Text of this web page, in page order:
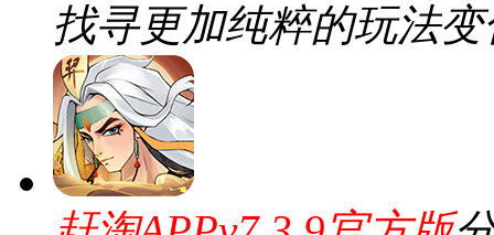
找寻更加纯粹的玩法